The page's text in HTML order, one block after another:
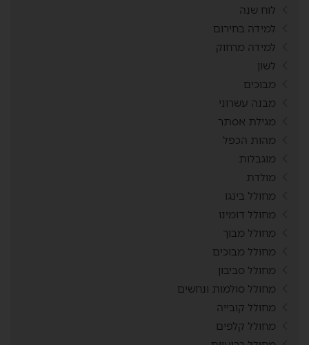
לוח שנה
למידה בחירום
למידה מרחוק
לשון
מבוכים
מבנה עשרוני
מגילת אסתר
מהות הכפל
מוגבלות
מולדת
מחולל בינגו
מחולל דומינו
מחולל מבוך
מחולל מבוכים
מחולל סביבון
מחולל סולמות ונחשים
מחולל קובייה
מחולל קלפים